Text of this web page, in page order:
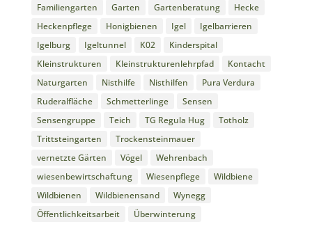
Familiengarten
Garten Gartenberatung
Hecke
Heckenpflege
Honigbienen Igel
Igelbarrieren
Igelburg
Igeltunnel K02
Kinderspital
Kleinstrukturen
Kleinstrukturenlehrpfad
Kontacht
Naturgarten
Nisthilfe Nisthilfen
Pura Verdura
Ruderalfläche
Schmetterlinge
Sensen
Sensengruppe
Teich TG Regula Hug
Totholz
Trittsteingarten
Trockensteinmauer
vernetzte Gärten
Vögel
Wehrenbach
wiesenbewirtschaftung
Wiesenpflege
Wildbiene
Wildbienen
Wildbienensand
Wynegg
Öffentlichkeitsarbeit
Überwinterung